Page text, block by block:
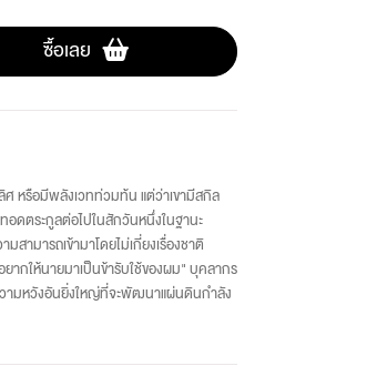
ซื้อเลย
ศ หรือมีพลังเวทท่วมท้น แต่ว่าเขามีสกิล
ดตระกูลต่อไปในสักวันหนึ่งในฐานะ
สามารถเข้ามาโดยไม่เกี่ยงเรื่องชาติ
กให้นายมาเป็นข้ารับใช้ของผม" บุคลากร
ามหวังอันยิ่งใหญ่ที่จะพัฒนาแผ่นดินกำลัง